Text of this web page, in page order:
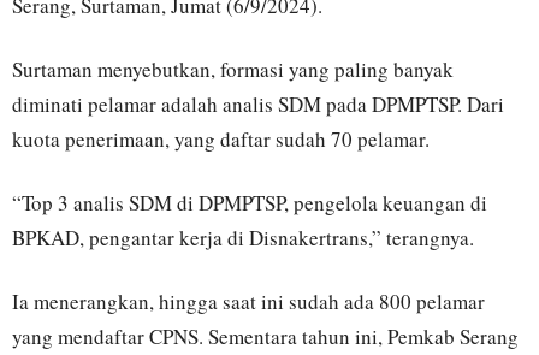
Surtaman menyebutkan, formasi yang paling banyak
diminati pelamar adalah analis SDM pada DPMPTSP. Dari
kuota penerimaan, yang daftar sudah 70 pelamar.
“Top 3 analis SDM di DPMPTSP, pengelola keuangan di
BPKAD, pengantar kerja di Disnakertrans,” terangnya.
Ia menerangkan, hingga saat ini sudah ada 800 pelamar
yang mendaftar CPNS. Sementara tahun ini, Pemkab Serang